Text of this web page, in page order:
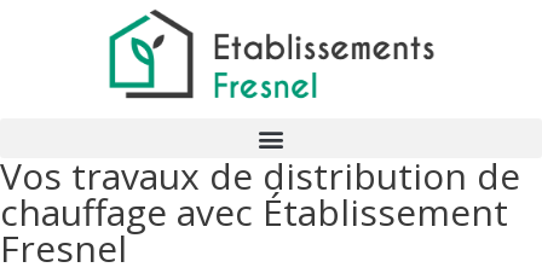
Vos travaux de distribution de
chauffage avec Établissement
Fresnel